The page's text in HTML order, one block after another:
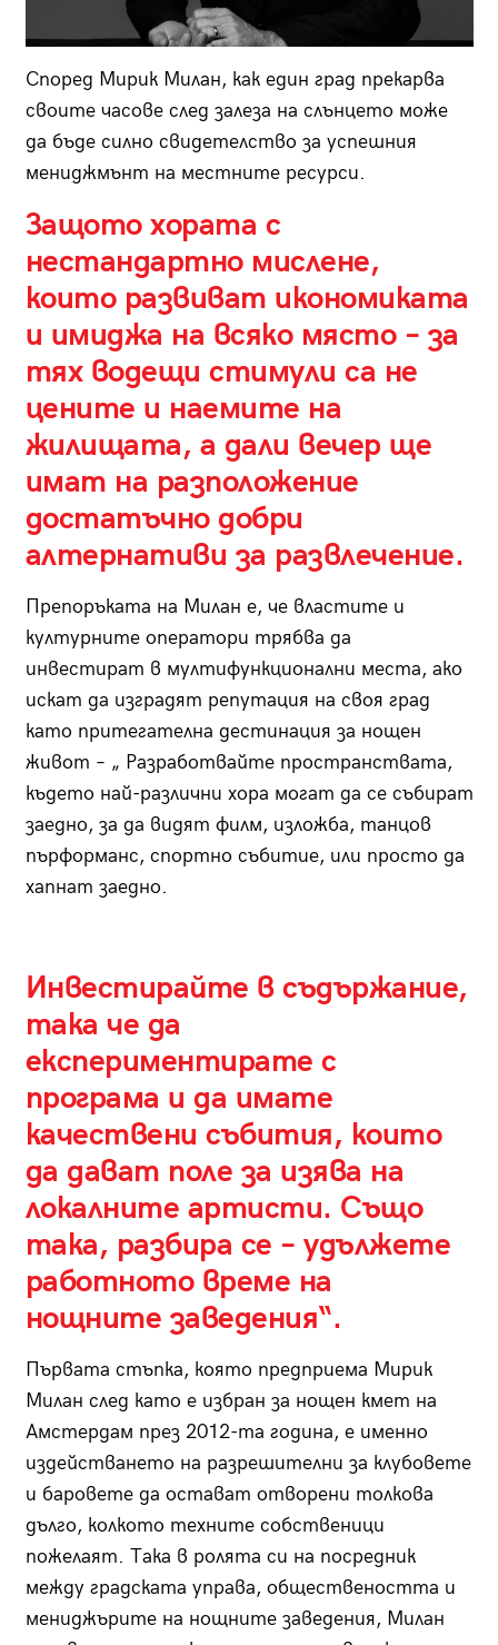
Според Мирик Милан, как един град прекарва
своите часове след залеза на слънцето може
да бъде силно свидетелство за успешния
мениджмънт на местните ресурси.
Защото хората с
нестандартно мислене,
които развиват икономиката
и имиджа на всяко място – за
тях водещи стимули са не
цените и наемите на
жилищата, а дали вечер ще
имат на разположение
достатъчно добри
алтернативи за развлечение.
Препоръката на Милан е, че властите и
културните оператори трябва да
инвестират в мултифункционални места, ако
искат да изградят репутация на своя град
като притегателна дестинация за нощен
живот – „ Разработвайте пространствата,
където най-различни хора могат да се събират
заедно, за да видят филм, изложба, танцов
пърформанс, спортно събитие, или просто да
хапнат заедно.
Инвестирайте в съдържание,
така че да
експериментирате с
програма и да имате
качествени събития, които
да дават поле за изява на
локалните артисти. Също
така, разбира се – удължете
работното време на
нощните заведения“.
Първата стъпка, която предприема Мирик
Милан след като е избран за нощен кмет на
Амстердам през 2012-та година, е именно
издействането на разрешителни за клубовете
и баровете да остават отворени толкова
дълго, колкото техните собственици
пожелаят. Така в ролята си на посредник
между градската управа, обществеността и
мениджърите на нощните заведения, Милан